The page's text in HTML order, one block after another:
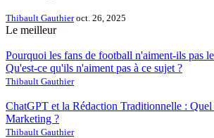
Thibault Gauthier oct. 26, 2025
Le meilleur
Pourquoi les fans de football n'aiment-ils pas
Qu'est-ce qu'ils n'aiment pas à ce sujet ?
Thibault Gauthier
ChatGPT et la Rédaction Traditionnelle :
Marketing ?
Thibault Gauthier